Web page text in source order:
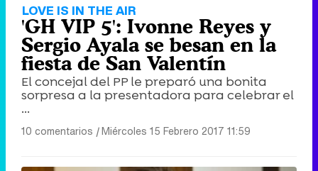
LOVE IS IN THE AIR
'GH VIP 5': Ivonne Reyes y
Sergio Ayala se besan en la
fiesta de San Valentín
El concejal del PP le preparó una bonita
sorpresa a la presentadora para celebrar el
...
10 comentarios |Miércoles 15 Febrero 2017 11:59